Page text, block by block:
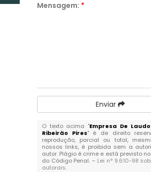
Mensagem: *
Enviar
O texto acima "Empresa De
Ribeirão Pires" é de direito
reprodução, parcial ou total,
nossos links, é proibida sem a
autor. Plágio é crime e está previsto
do Código Penal. – Lei n° 9.610-98
autorais.